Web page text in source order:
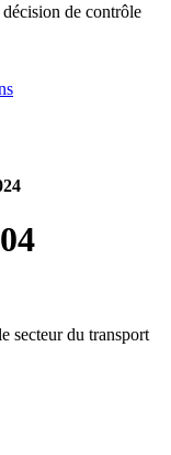
de contrôle
04
secteur du transport